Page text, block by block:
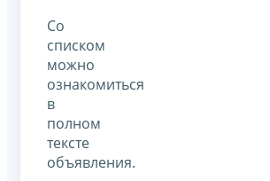
Со
списком
можно
ознакомиться
в
полном
тексте
объявления.